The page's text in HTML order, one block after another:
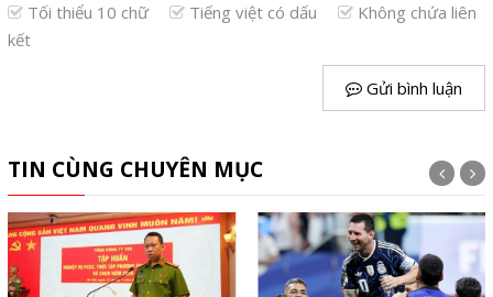
Tối thiểu 10 chữ Tiếng việt có dấu
Không chứa liên
kết
Gửi bình luận
TIN CÙNG CHUYÊN MỤC